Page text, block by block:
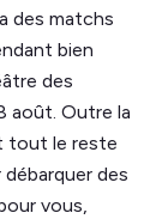
des matchs
bien
des
août. Outre la
tout le reste
des
vous,